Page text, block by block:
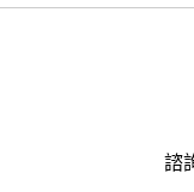
諮